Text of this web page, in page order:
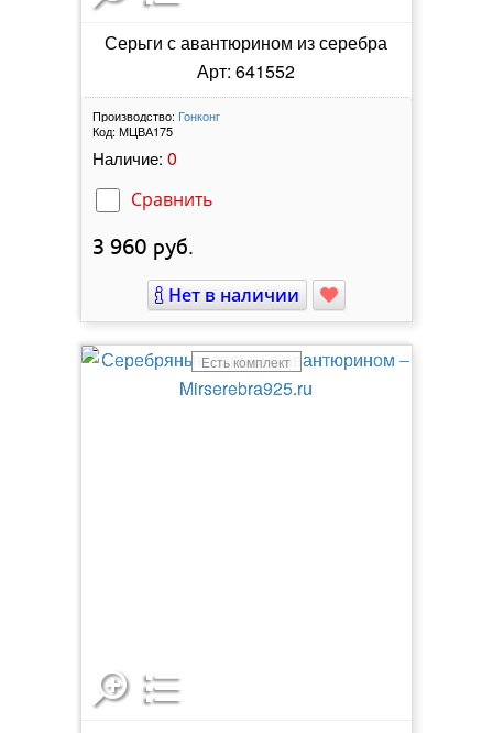
Серьги с авантюрином из серебра
Арт: 641552
Производство: Гонконг
Код: МЦВА175
Наличие: 0
Сравнить
3 960 руб.
Нет в наличии
Есть комплект